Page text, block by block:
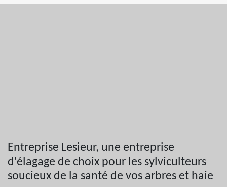
Entreprise Lesieur, une entreprise
d'élagage de choix pour les sylviculteurs
soucieux de la santé de vos arbres et haie